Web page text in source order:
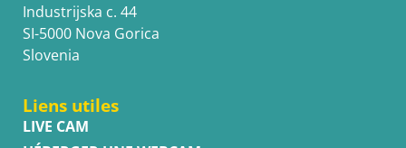
Industrijska c. 44
SI-5000 Nova Gorica
Slovenia
Liens utiles
LIVE CAM